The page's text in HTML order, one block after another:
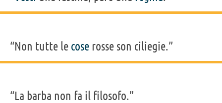
“Non tutte le cose rosse son ciliegie.”
“La barba non fa il filosofo.”